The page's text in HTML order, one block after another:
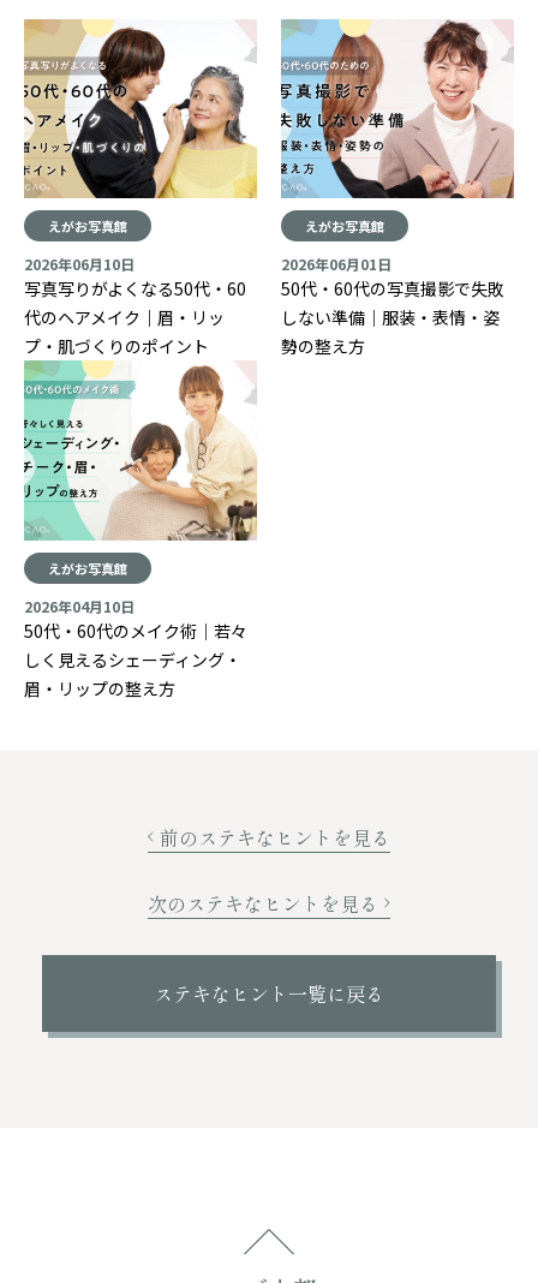
えがお写真館
2026年06月10日
写真写りがよくなる50代・60
代のヘアメイク｜眉・リッ
プ・肌づくりのポイント
えがお写真館
2026年06月01日
50代・60代の写真撮影で失敗
しない準備｜服装・表情・姿
勢の整え方
えがお写真館
2026年04月10日
50代・60代のメイク術｜若々
しく見えるシェーディング・
眉・リップの整え方
前のステキなヒントを見る
次のステキなヒントを見る
ステキなヒント一覧に戻る